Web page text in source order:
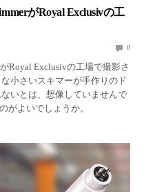
がRoyal Exclusivの工
0
Royal Exclusivの工場で撮影さ
小さいスキマーが手作りのド
いとは、想像していませんで
がよいでしょうか。